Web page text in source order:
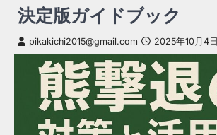
決定版ガイドブック
pikakichi2015@gmail.com 2025年10月4日